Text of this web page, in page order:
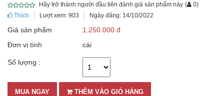
Hãy trở thành người đầu tiên đánh giá sản phẩm này ( 0)
Thích
Lượt xem: 903 Ngày đăng: 14/10/2022
Giá sản phẩm
1.250.000 đ
Đơn vị tính
cái
Số lượng :
MUA NGAY THÊM VÀO GIỎ HÀNG